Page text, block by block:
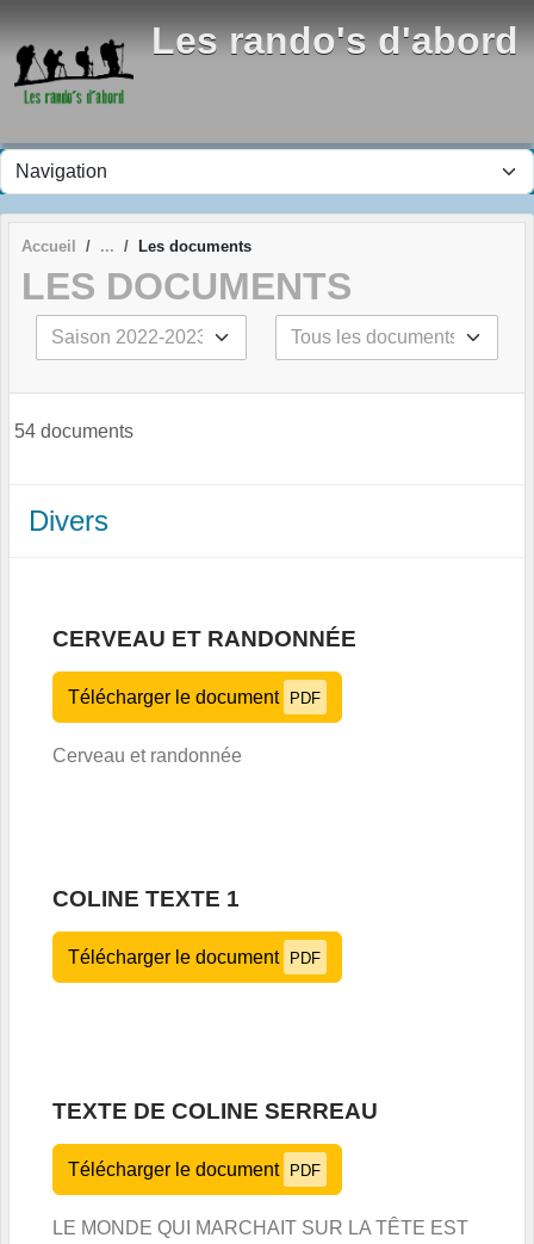
Les rando's d'abord
Accueil Les documents
LES DOCUMENTS
54 documents
Divers
CERVEAU ET RANDONNÉE
Télécharger le document PDF
Cerveau et randonnée
COLINE TEXTE 1
Télécharger le document PDF
TEXTE DE COLINE SERREAU
Télécharger le document PDF
LE MONDE QUI MARCHAIT SUR LA TÊTE EST